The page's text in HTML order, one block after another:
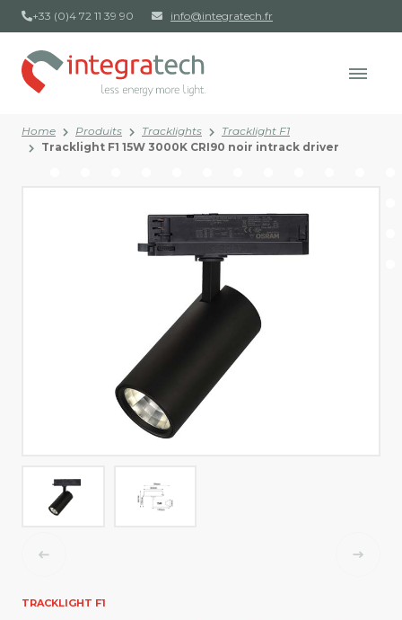
+33 (0)4 72 11 39 90 info@integratech.fr
Home Produits Tracklights
Tracklight F1
Tracklight F1 15W 3000K CRI90 noir intrack driver
TRACKLIGHT F1